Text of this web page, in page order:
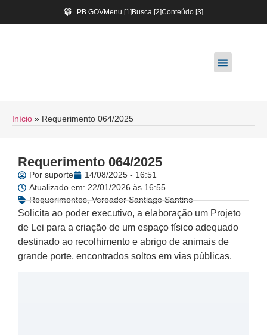
PB.GOVMenu [1] Busca [2]Conteúdo [3]
Início » Requerimento 064/2025
Requerimento 064/2025
Por suporte
14/08/2025 - 16:51
Atualizado em: 22/01/2026 às 16:55
Requerimentos,Vereador Santiago Santino
Solicita ao poder executivo, a elaboração um Projeto
de Lei para a criação de um espaço físico adequado
destinado ao recolhimento e abrigo de animais de
grande porte, encontrados soltos em vias públicas.